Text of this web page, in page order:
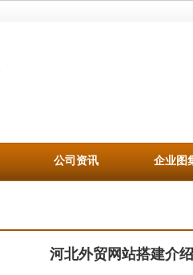
公司资讯 企业图
河北外贸网站搭建介绍